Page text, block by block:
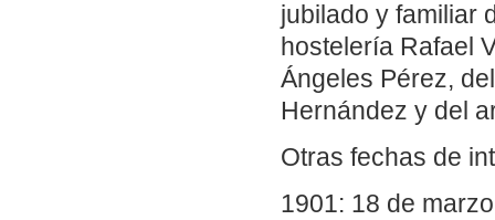
jubilado y familiar
hostelería Rafael
Ángeles Pérez,
Hernández y del
Otras fechas de
1901: 18 de